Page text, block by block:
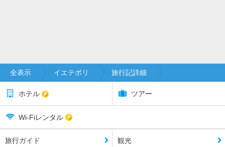
全表示 イエテボリ 旅行記詳細
ホテル ツアー
Wi-Fiレンタル
旅行ガイド 観光